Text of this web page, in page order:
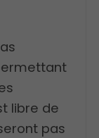
libre de
pas